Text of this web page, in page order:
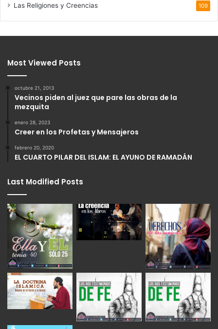
Las Religiones y Creencias 109
Most Viewed Posts
octubre 21, 2013
Vecinos piden al juez que pare las obras de la
mezquita
enero 28, 2023
Creer en los Profetas y Mensajeros
febrero 20, 2020
EL CUARTO PILAR DEL ISLAM: EL AYUNO DE RAMADÁN
Last Modified Posts